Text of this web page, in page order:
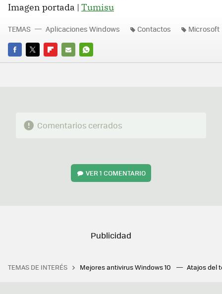
Imagen portada | Tumisu
FACEBOOK
TWITTERFLIPBOARD
E-
WHATSAPP
TEMAS Aplicaciones Windows Contactos Microsoft
Comentarios cerrados
VER1 COMENTARIO
TEMAS DE INTERÉS Mejores antivirus Windows 10 Atajos del